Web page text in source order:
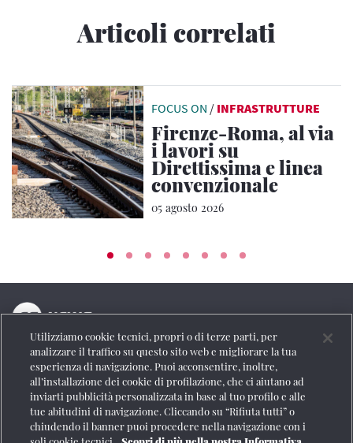
Articoli correlati
FOCUS ON / INFRASTRUTTURE
Firenze-Roma, al via
i lavori su
Direttissima e linea
convenzionale
05 agosto 2026
La testata online del Gruppo FS Italiane
Social
Utilizziamo cookie tecnici, propri o di terze parti, per
analizzare il traffico su questo sito web e migliorare la tua
esperienza di navigazione. Puoi acconsentire, inoltre,
all’installazione dei cookie di profilazione, che ci aiutano ad
inviarti pubblicità personalizzata in base al tuo profilo e alle
tue abitudini di navigazione. Cliccando su “Rifiuta tutti” o
chiudendo il banner puoi procedere nella navigazione con i